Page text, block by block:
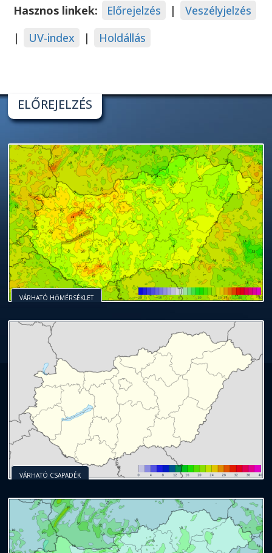
Hasznos linkek: Előrejelzés |
Veszélyjelzés
|
UV-index | Holdállás
ELŐREJELZÉS
VÁRHATÓ HŐMÉRSÉKLET
VÁRHATÓ CSAPADÉK